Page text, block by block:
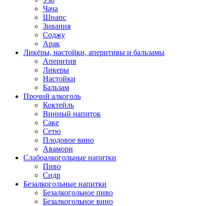
Чача
Шнапс
Зивания
Соджу
Арак
Ликёры, настойки, аперитивы и бальзамы
Аперитив
Ликеры
Настойки
Бальзам
Прочий алкоголь
Коктейль
Винный напиток
Саке
Сетю
Плодовое вино
Авамори
Слабоалкогольные напитки
Пиво
Сидр
Безалкогольные напитки
Безалкогольное пиво
Безалкогольное вино